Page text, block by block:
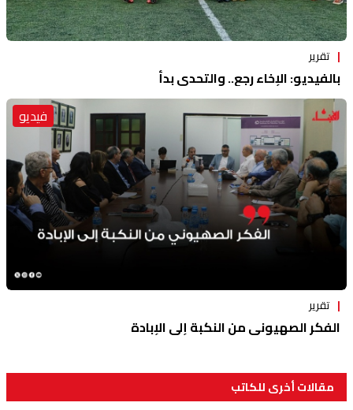
تقرير
بالفيديو: الإخاء رجع.. والتحدي بدأ
فيديو
تقرير
الفكر الصهيوني من النكبة إلى الإبادة
مقالات أخرى للكاتب